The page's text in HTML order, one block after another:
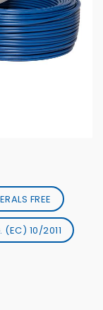
FREE
(EC) 10/2011